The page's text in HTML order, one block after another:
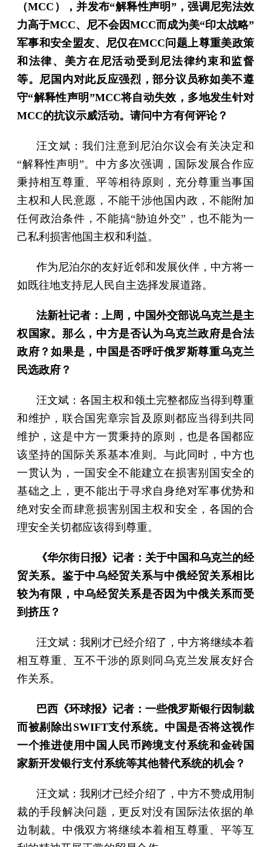
（MCC），并发布“解释性声明”，强调尼宪法效
力高于MCC、尼不会因MCC而成为美“印太战略”
军事和安全盟友、尼仅在MCC问题上尊重美政策
和法律、美方在尼活动受到尼法律约束和监督
等。尼国内对此反应强烈，部分议员称如美不遵
守“解释性声明”MCC将自动失效，多地发生针对
MCC的抗议示威活动。请问中方有何评论？
汪文斌：我们注意到尼泊尔议会有关决定和
“解释性声明”。中方多次强调，国际发展合作应
秉持相互尊重、平等相待原则，充分尊重当事国
主权和人民意愿，不能干涉他国内政，不能附加
任何政治条件，不能搞“胁迫外交”，也不能为一
己私利损害他国主权和利益。
作为尼泊尔的友好近邻和发展伙伴，中方将一
如既往地支持尼人民自主选择发展道路。
法新社记者：上周，中国外交部说乌克兰是主
权国家。那么，中方是否认为乌克兰政府是合法
政府？如果是，中国是否呼吁俄罗斯尊重乌克兰
民选政府？
汪文斌：各国主权和领土完整都应当得到尊重
和维护，联合国宪章宗旨及原则都应当得到共同
维护，这是中方一贯秉持的原则，也是各国都应
该坚持的国际关系基本准则。与此同时，中方也
一贯认为，一国安全不能建立在损害别国安全的
基础之上，更不能出于寻求自身绝对军事优势和
绝对安全而肆意损害别国主权和安全，各国的合
理安全关切都应该得到尊重。
《华尔街日报》记者：关于中国和乌克兰的经
贸关系。鉴于中乌经贸关系与中俄经贸关系相比
较为有限，中乌经贸关系是否因为中俄关系而受
到挤压？
汪文斌：我刚才已经介绍了，中方将继续本着
相互尊重、互不干涉的原则同乌克兰发展友好合
作关系。
巴西《环球报》记者：一些俄罗斯银行因制裁
而被剔除出SWIFT支付系统。中国是否将这视作
一个推进使用中国人民币跨境支付系统和金砖国
家新开发银行支付系统等其他替代系统的机会？
汪文斌：我刚才已经介绍了，中方不赞成用制
裁的手段解决问题，更反对没有国际法依据的单
边制裁。中俄双方将继续本着相互尊重、平等互